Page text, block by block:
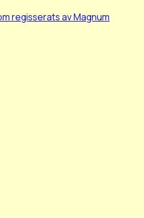
regisserats av Magnum